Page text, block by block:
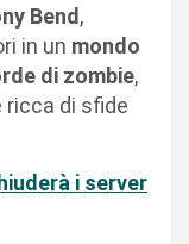
Bend,
in un mondo
di zombie,
ricca di sfide
i server